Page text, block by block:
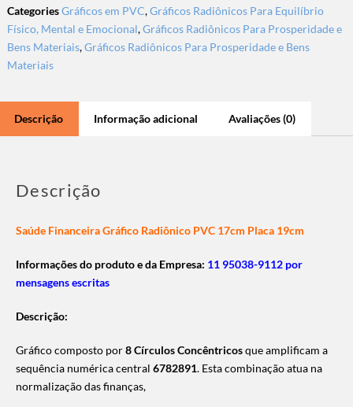
CategoriesGráficos em PVC,Gráficos Radiônicos Para Equilíbrio
Físico, Mental e Emocional,Gráficos Radiônicos Para Prosperidade e
Bens Materiais,Gráficos Radiônicos Para Prosperidade e Bens
Materiais
Descrição Informação adicional Avaliações (0)
Descrição
Saúde Financeira Gráfico Radiônico PVC 17cm Placa 19cm
Informações do produto e da Empresa: 11 95038-9112 por
mensagens escritas
Descrição:
Gráfico composto por8 Círculos Concêntricosque amplificam a
sequência numérica central 6782891. Esta combinação atua na
normalização das finanças,